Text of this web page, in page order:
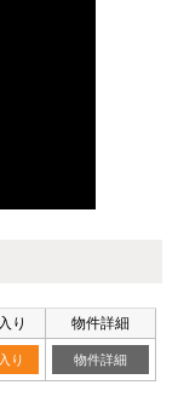
り 物件詳細
り 物件詳細